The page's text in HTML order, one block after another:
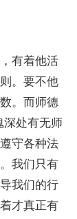
有着他活
。要不他
。而师德
深处有无师
守各种法
我们只有
我们的行
才真正有